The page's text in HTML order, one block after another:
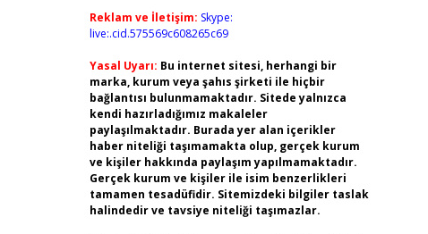
Reklam ve İletişim: Skype:
live:.cid.575569c608265c69
Yasal Uyarı: Bu internet sitesi, herhangi bir
marka, kurum veya şahıs şirketi ile hiçbir
bağlantısı bulunmamaktadır. Sitede yalnızca
kendi hazırladığımız makaleler
paylaşılmaktadır. Burada yer alan içerikler
haber niteliği taşımamakta olup, gerçek kurum
ve kişiler hakkında paylaşım yapılmamaktadır.
Gerçek kurum ve kişiler ile isim benzerlikleri
tamamen tesadüfidir. Sitemizdeki bilgiler taslak
halindedir ve tavsiye niteliği taşımazlar.